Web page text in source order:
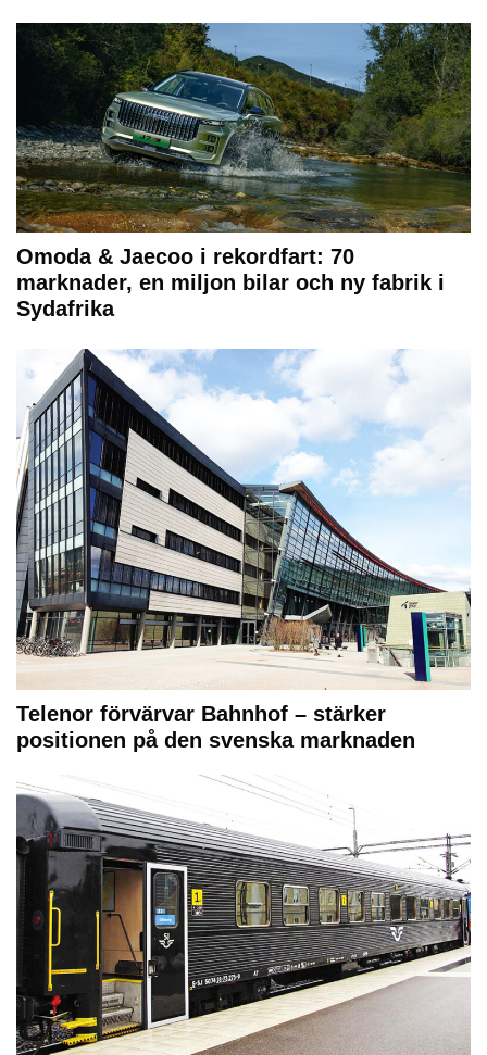
Omoda & Jaecoo i rekordfart: 70
marknader, en miljon bilar och ny fabrik i
Sydafrika
Telenor förvärvar Bahnhof – stärker
positionen på den svenska marknaden